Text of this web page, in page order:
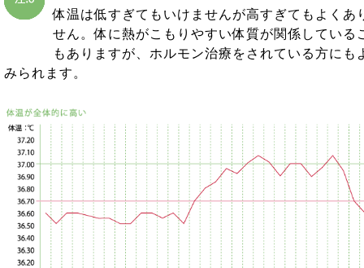
体温は低すぎてもいけませんが高すぎてもよくあ
せん。体に熱がこもりやすい体質が関係している
もありますが、ホルモン治療をされている方にも
みられます。